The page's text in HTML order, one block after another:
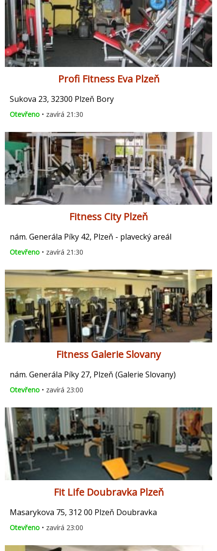
Profi Fitness Eva Plzeň
Sukova 23, 32300 Plzeň Bory
Otevřeno • zavírá 21:30
Fitness City Plzeň
nám. Generála Píky 42, Plzeň - plavecký areál
Otevřeno • zavírá 21:30
Fitness Galerie Slovany
nám. Generála Píky 27, Plzeň (Galerie Slovany)
Otevřeno • zavírá 23:00
Fit Life Doubravka Plzeň
Masarykova 75, 312 00 Plzeň Doubravka
Otevřeno • zavírá 23:00